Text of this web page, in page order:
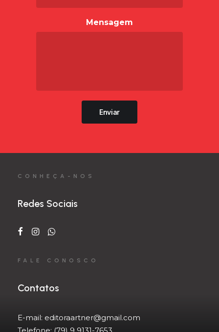
Mensagem
Enviar
CONHEÇA-NOS
Redes Sociais
FALE CONOSCO
Contatos
E-mail: editoraartner@gmail.com